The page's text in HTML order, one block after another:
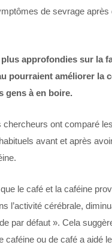
de sevrage
approfondies sur la
pourraient améliorer la
gens à en boire.
ont comparé
avant et après
le café et la caféine
l’activité cérébrale,
par défaut ». Cela
caféine ou de café a aidé